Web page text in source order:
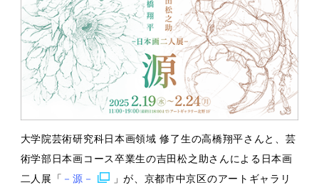
大学院芸術研究科日本画領域 修了生の高橋翔平さんと、芸
術学部日本画コース卒業生の吉田松之助さんによる日本画
二人展「 －源－
」が、京都市中京区のアートギャラリ